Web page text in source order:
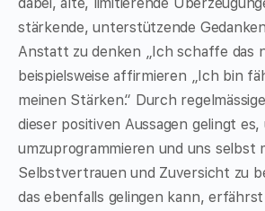
stärkende, unterstützende
Anstatt zu denken „Ich schaffe das
beispielsweise affirmieren „Ich bin
meinen Stärken.“ Durch
dieser positiven Aussagen gelingt
umzuprogrammieren und uns selbst
Selbstvertrauen und Zuversicht zu
das ebenfalls gelingen kann,